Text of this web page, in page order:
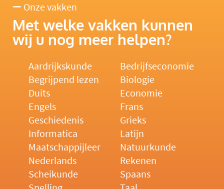
Onze vakken
Met welke vakken kunnen
wij u nog meer helpen?
Aardrijkskunde
Bedrijfseconomie
Begrijpend lezen
Biologie
Duits
Economie
Engels
Frans
Geschiedenis
Grieks
Informatica
Latijn
Maatschappijleer
Natuurkunde
Nederlands
Rekenen
Scheikunde
Spaans